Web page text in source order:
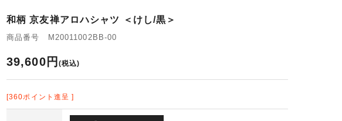
和柄 京友禅アロハシャツ ＜けし/黒＞
商品番号 M20011002BB-00
39,600円 (税込)
[360ポイント進呈 ]